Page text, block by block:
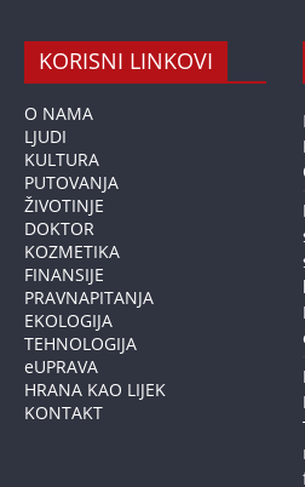
KORISNI LINKOVI
O NAMA
LJUDI
KULTURA
PUTOVANJA
ŽIVOTINJE
DOKTOR
KOZMETIKA
FINANSIJE
PRAVNAPITANJA
EKOLOGIJA
TEHNOLOGIJA
eUPRAVA
HRANA KAO LIJEK
KONTAKT